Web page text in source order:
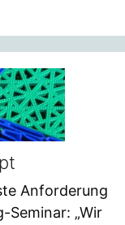
Anforderung
Seminar: „Wir